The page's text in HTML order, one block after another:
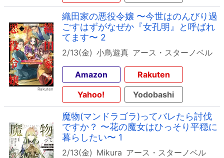
織田家の悪役令嬢 〜今世はのんびり過
ごすはずがなぜか『女孔明』と呼ばれ
てます〜 2
2/13(金) 小鳥遊真 アース・スターノベル
Amazon
Rakuten
Yahoo!
Yodobashi
魔物(マンドラゴラ)ってバレたら討伐
ですか？ 〜花の魔女はひっそり平穏に
暮らしたい〜 1
2/13(金) Mikura アース・スターノベル